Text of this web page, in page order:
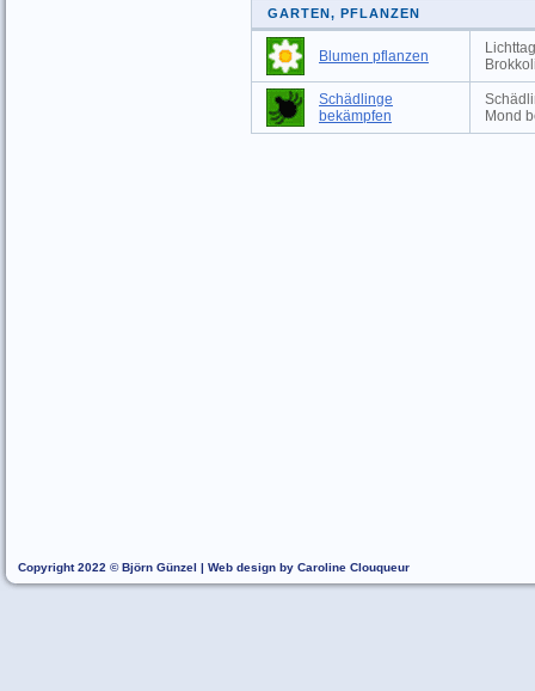
GARTEN, PFLANZEN
Blumen pflanzen
Schädlinge
bekämpfen
Mond
Copyright 2022 © Björn Günzel | Web design by Caroline Clouqueur